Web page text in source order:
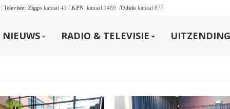
Televisie: Ziggo kanaal 41 / KPN kanaal 1489 /Odido kanaal 877
NIEUWS RADIO & TELEVISIE